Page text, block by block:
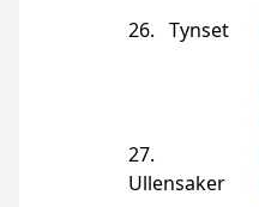
26. Tynset
27.
Ullensaker